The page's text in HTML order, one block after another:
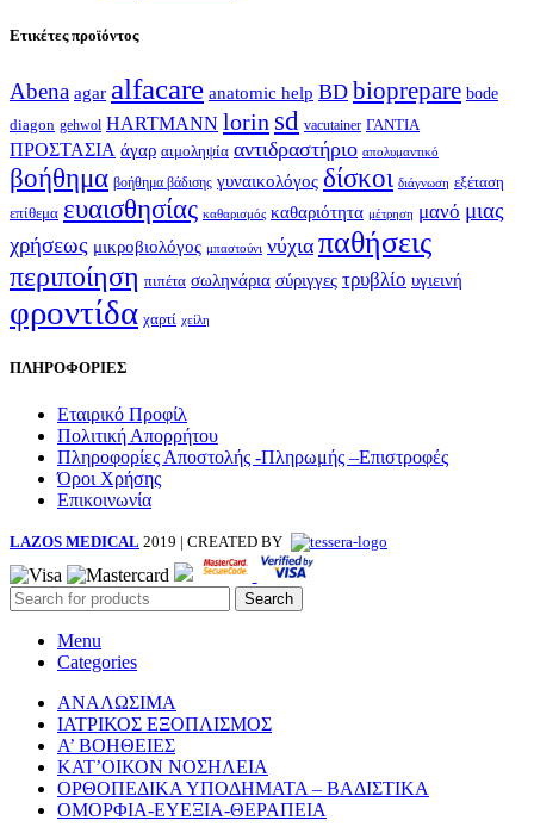
Ετικέτες προϊόντος
Abena agar alfacare anatomic help BD bioprepare bode
diagon gehwol HARTMANN lorin sd vacutainer ΓΑΝΤΙΑ
ΠΡΟΣΤΑΣΙΑ άγαρ αιμοληψία αντιδραστήριο απολυμαντικό
βοήθημα βοήθημα βάδισης γυναικολόγος δίσκοι διάγνωση εξέταση
επίθεμα ευαισθησίας καθαρισμός καθαριότητα μέτρηση μανό μιας
χρήσεως μικροβιολόγος μπαστούνι νύχια παθήσεις
περιποίηση πιπέτα σωληνάρια σύριγγες τρυβλίο υγιεινή
φροντίδα χαρτί χείλη
ΠΛΗΡΟΦΟΡΙΕΣ
Εταιρικό Προφίλ
Πολιτική Απορρήτου
Πληροφορίες Αποστολής -Πληρωμής –Επιστροφές
Όροι Χρήσης
Επικοινωνία
LAZOS MEDICAL 2019 | CREATED BY
Search
Menu
Categories
ΑΝΑΛΩΣΙΜΑ
ΙΑΤΡΙΚΟΣ ΕΞΟΠΛΙΣΜΟΣ
Α’ ΒΟΗΘΕΙΕΣ
ΚΑΤ’ΟΙΚΟΝ ΝΟΣΗΛΕΙΑ
ΟΡΘΟΠΕΔΙΚΑ ΥΠΟΔΗΜΑΤΑ – ΒΑΔΙΣΤΙΚΑ
ΟΜΟΡΦΙΑ-ΕΥΕΞΙΑ-ΘΕΡΑΠΕΙΑ